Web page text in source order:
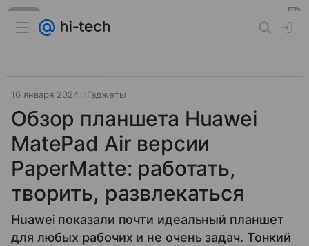
16 января 2024 Гаджеты
Обзор планшета Huawei
MatePad Air версии
PaperMatte: работать,
творить, развлекаться
Huawei показали почти идеальный планшет
для любых рабочих и не очень задач. Тонкий